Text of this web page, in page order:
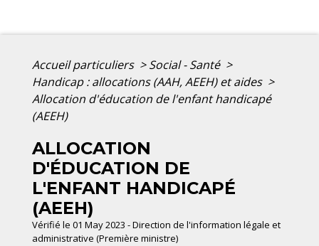
Accueil particuliers > Social - Santé >
Handicap : allocations (AAH, AEEH) et aides >
Allocation d'éducation de l'enfant handicapé
(AEEH)
ALLOCATION
D'ÉDUCATION DE
L'ENFANT HANDICAPÉ
(AEEH)
Vérifié le 01 May 2023 - Direction de l'information légale et
administrative (Première ministre)